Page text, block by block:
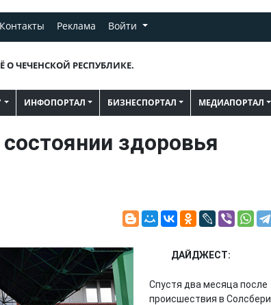
Контакты Реклама Войти
О ЧЕЧЕНСКОЙ РЕСПУБЛИКЕ.
ИНФОПОРТАЛ БИЗНЕСПОРТАЛ МЕДИАПОРТАЛ
здоровья
ДАЙДЖЕСТ:
Спустя два месяца после
происшествия в Солсбери